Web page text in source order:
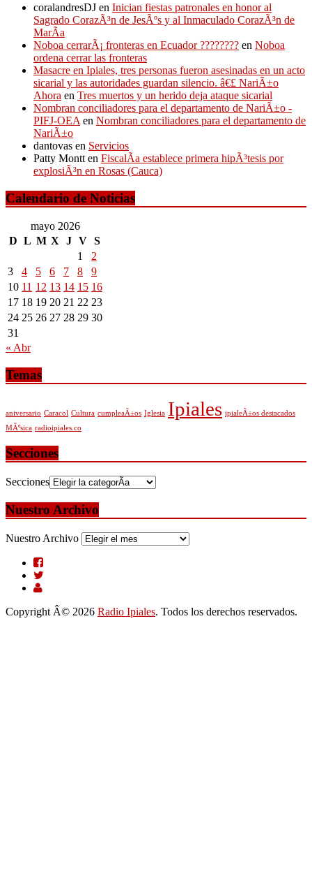
coralandresDJ en Inician fiestas patronales en honor al
Sagrado CorazÃ³n de JesÃºs y al Inmaculado CorazÃ³n de
MarÃ­a
Noboa cerrarÃ¡ fronteras en Ecuador ???????? en Noboa
ordena cerrar las fronteras
Masacre en Ipiales, tres personas fueron asesinadas en un acto
sicarial y las autoridades guardan silencio. â€£ NariÃ±o
Ahora en Tres muertos y un herido deja ataque sicarial
Nombran conciliadores para el departamento de NariÃ±o -
PIFJ-OEA en Nombran conciliadores para el departamento de
NariÃ±o
dantovas en Servicios
Patty Montt en FiscalÃ­a establece primera hipÃ³tesis por
explosiÃ³n en Rosas (Cauca)
Calendario de Noticias
mayo 2026
D L M X J V S
1
2
3
4 5 6 7 8
9
10 11 12 13 14 15 16
17 18 19 20 21 22 23
24 25 26 27 28 29 30
31
« Abr
Temas
aniversario Caracol Cultura cumpleaÃ±os Iglesia Ipiales ipialeÃ±os destacados
MÃºsica radioipiales.co
Secciones
Secciones
Nuestro Archivo
Nuestro Archivo
Copyright Â© 2026 Radio Ipiales. Todos los derechos reservados.